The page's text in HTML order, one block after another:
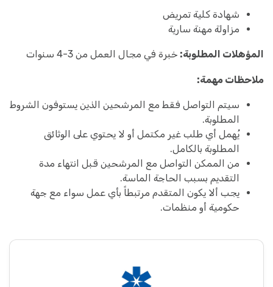
شهادة كلية تمريض
مزاولة مهنة سارية
المؤهلات المطلوبة: خبرة في مجال العمل من 3-4 سنوات
ملاحظات مهمة:
سيتم التواصل فقط مع المرشحين الذين يستوفون الشروط
المطلوبة.
يُهمل أي طلب غير مكتمل أو لا يحتوي على الوثائق
المطلوبة بالكامل.
من الممكن التواصل مع المرشحين قبل انتهاء مدة
التقديم بسبب الحاجة الماسة.
يجب ألا يكون المتقدم مرتبطاً بأي عمل سواء مع جهة
حكومية أو منظمات.